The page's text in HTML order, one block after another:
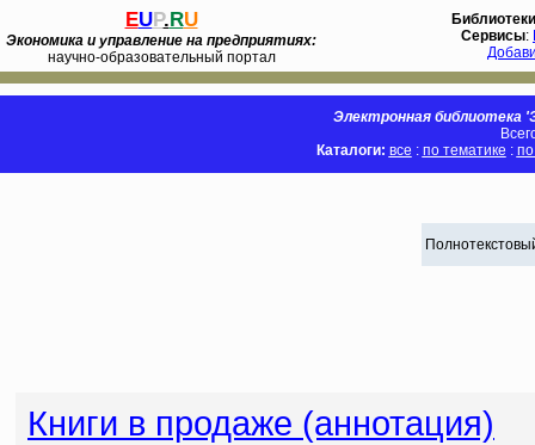
EUP.RU
Экономика и управление на предприятиях:
научно-образовательный портал
Библиотеки
Сервисы:
Электронная библиотека
Каталоги: все : по тематике :
Книги в продаже (аннотация)